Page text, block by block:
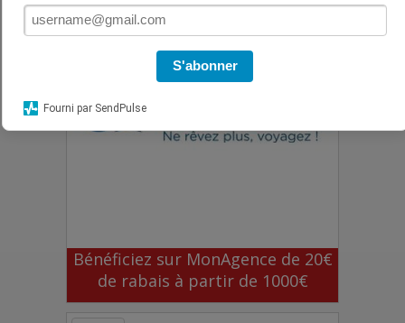
Bénéficiez sur MonAgence de 20€
de rabais à partir de 1000€
S'abonner
Fourni par SendPulse